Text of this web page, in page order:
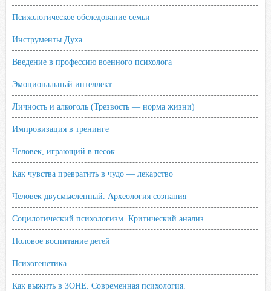
Психологическое обследование семьи
Инструменты Духа
Введение в профессию военного психолога
Эмоциональный интеллект
Личность и алкоголь (Трезвость — норма жизни)
Импровизация в тренинге
Человек, играющий в песок
Как чувства превратить в чудо — лекарство
Человек двусмысленный. Археология сознания
Социлогический психологизм. Критический анализ
Половое воспитание детей
Психогенетика
Как выжить в ЗОНЕ. Современная психология.